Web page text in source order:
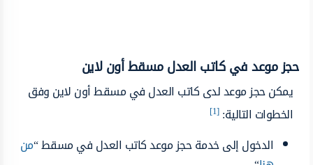
حجز موعد في كاتب العدل مسقط أون لاين
يمكن حجز موعد لدى كاتب العدل في مسقط أون لاين وفق
الخطوات التالية:[1]
الدخول إلى خدمة حجز موعد كاتب العدل في مسقط “من